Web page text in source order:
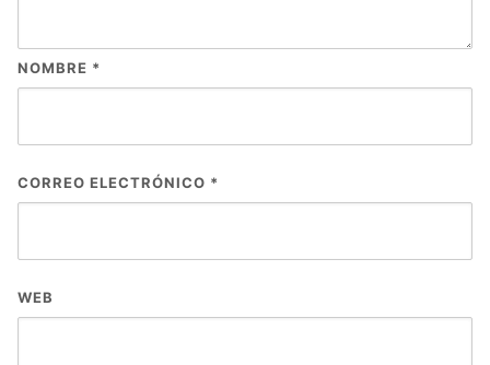
NOMBRE *
CORREO ELECTRÓNICO *
WEB